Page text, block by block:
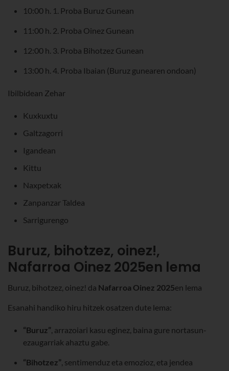
10:00 h. 1. Proba Buruz Gunean
11:00 h. 2. Proba Oinez Gunean
12:00 h. 3. Proba Bihotzez Gunean
13:00 h. 4. Proba Ibaian (Buruz gunearen ondoan)
Ibilbidean Zehar
Kuxkuxtu
Galtzagorri
Igandean
Kittu
Naxpetxak
Zanpanzar Taldea
Sarrigurengo
Buruz, bihotzez, oinez!,
Nafarroa Oinez 2025en lema
Buruz, bihotzez, oinez! da Nafarroa Oinez 2025en lema
Esanahi handiko hiru hitzek osatzen dute lema:
“Buruz”, arrazoiari kasu eginez, baina gure nortasun-
ezaugarriak ahaztu gabe.
“Bihotzez”, sentimenduz eta emozioz, eta jendea